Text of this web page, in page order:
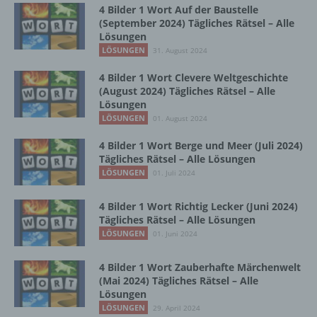
4 Bilder 1 Wort Auf der Baustelle
(September 2024) Tägliches Rätsel – Alle
Lösungen
LÖSUNGEN 31. August 2024
4 Bilder 1 Wort Clevere Weltgeschichte
(August 2024) Tägliches Rätsel – Alle
Lösungen
LÖSUNGEN 01. August 2024
4 Bilder 1 Wort Berge und Meer (Juli 2024)
Tägliches Rätsel – Alle Lösungen
LÖSUNGEN 01. Juli 2024
4 Bilder 1 Wort Richtig Lecker (Juni 2024)
Tägliches Rätsel – Alle Lösungen
LÖSUNGEN 01. Juni 2024
4 Bilder 1 Wort Zauberhafte Märchenwelt
(Mai 2024) Tägliches Rätsel – Alle
Lösungen
LÖSUNGEN 29. April 2024
Betroffene Person ist jede identifizierte oder
identifizierbare natürliche Person, deren
personenbezogene Daten von dem für die
Verarbeitung Verantwortlichen verarbeitet
werden.
Verarbeitung ist jeder mit oder ohne Hilfe
automatisierter Verfahren ausgeführte
Zusammenhang mit personenbezogenen
Daten wie das Erheben, das Erfassen, die
Organisation, das Ordnen, die Speicherung,
Auslesen, das Abfragen, die Verwendung,
die Offenlegung durch Übermittlung,
Verbreitung oder eine andere Form der
Bereitstellung, den Abgleich oder die